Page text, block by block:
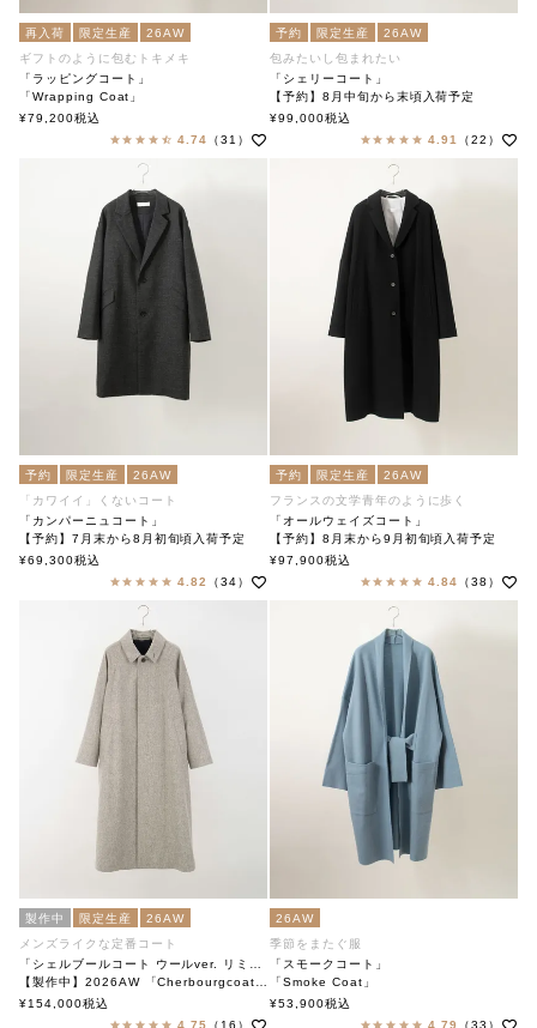
再入荷 限定生産
26AW
ギフトのように包むトキメキ
「ラッピングコート」
「Wrapping Coat」
soutiencollar（ステンカラー）
¥79,200税込
4.74
（31）
予約 限定生産
26AW
包みたいし包まれたい
「シェリーコート」
【予約】8月中旬から末頃入荷予定
「Cherie Coat」
¥99,000税込
4.91
（22）
予約 限定生産
26AW
「カワイイ」くないコート
「カンパーニュコート」
【予約】7月末から8月初旬頃入荷予定
¥69,300税込
4.82
（34）
予約 限定生産
26AW
フランスの文学青年のように歩く
「オールウェイズコート」
【予約】8月末から9月初旬頃入荷予定
「Always Coat」
¥97,900税込
4.84
（38）
製作中 限定生産
26AW
メンズライクな定番コート
【製作中】2026AW 「Cherbourgcoat Wool ver. limited」
soutiencollar（ステンカラー）
¥154,000税込
4.75
（16）
26AW
季節をまたぐ服
「スモークコート」
「Smoke Coat」
soutiencollar（ステンカラー）
¥53,900税込
4.79
（33）